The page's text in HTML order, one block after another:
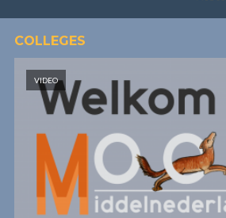
COLLEGES
VIDEO